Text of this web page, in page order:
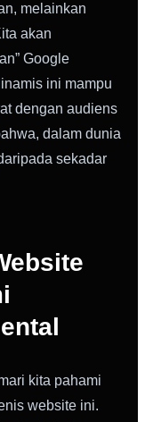
melainkan
akan
Google
ini mampu
dengan audiens
dalam dunia
sekadar
kita pahami
website ini.